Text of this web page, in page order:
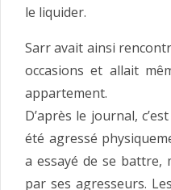
le liquider.
Sarr avait ainsi
occasions et allait
appartement.
D’après le journal,
été agressé
a essayé de se battre,
par ses agresseurs.